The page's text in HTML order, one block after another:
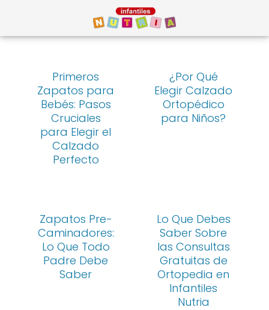
Primeros
Zapatos para
Bebés: Pasos
Cruciales
para Elegir el
Calzado
Perfecto
¿Por Qué
Elegir Calzado
Ortopédico
para Niños?
Zapatos Pre-
Caminadores:
Lo Que Todo
Padre Debe
Saber
Lo Que Debes
Saber Sobre
las Consultas
Gratuitas de
Ortopedia en
Infantiles
Nutria